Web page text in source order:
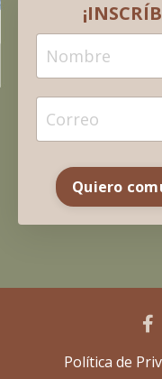
Quiero
Política de